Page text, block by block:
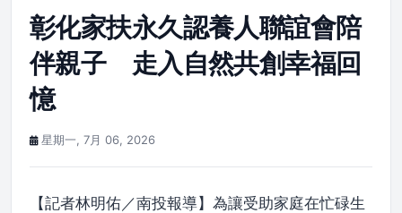
彰化家扶永久認養人聯誼會陪
伴親子 走入自然共創幸福回
憶
星期一, 7月 06, 2026
【記者林明佑／南投報導】為讓受助家庭在忙碌生